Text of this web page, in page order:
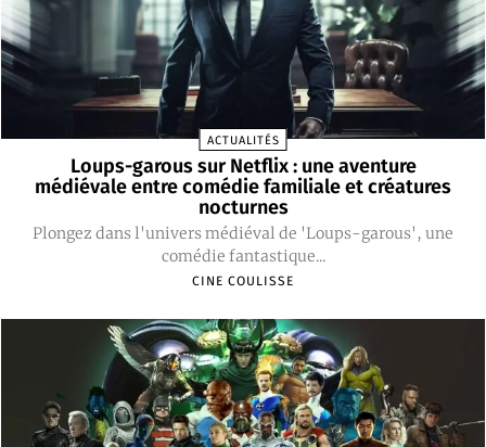
ACTUALITÉS
Loups-garous sur Netflix : une aventure
médiévale entre comédie familiale et créatures
nocturnes
Plongez dans l'univers médiéval de 'Loups-garous', une
comédie fantastique...
CINE COULISSE